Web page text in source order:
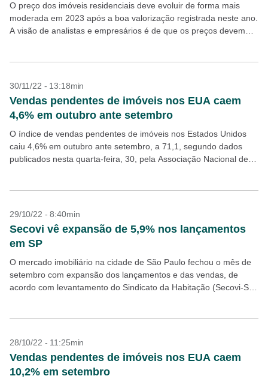
O preço dos imóveis residenciais deve evoluir de forma mais
moderada em 2023 após a boa valorização registrada neste ano.
A visão de analistas e empresários é de que os preços devem
30/11/22 - 13:18min
Vendas pendentes de imóveis nos EUA caem
4,6% em outubro ante setembro
O índice de vendas pendentes de imóveis nos Estados Unidos
caiu 4,6% em outubro ante setembro, a 71,1, segundo dados
publicados nesta quarta-feira, 30, pela Associação Nacional de
29/10/22 - 8:40min
Secovi vê expansão de 5,9% nos lançamentos
em SP
O mercado imobiliário na cidade de São Paulo fechou o mês de
setembro com expansão dos lançamentos e das vendas, de
acordo com levantamento do Sindicato da Habitação (Secovi-SP)
28/10/22 - 11:25min
Vendas pendentes de imóveis nos EUA caem
10,2% em setembro